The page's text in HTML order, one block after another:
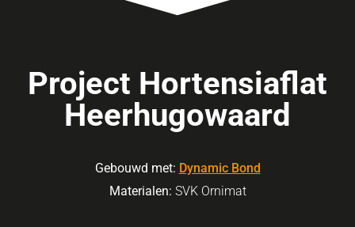
Project Hortensiaflat
Heerhugowaard
Gebouwd met: Dynamic Bond
Materialen: SVK Ornimat